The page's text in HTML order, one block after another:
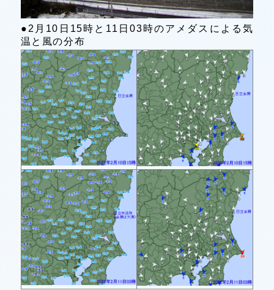
●2月10日15時と11日03時のアメダスによる気
温と風の分布